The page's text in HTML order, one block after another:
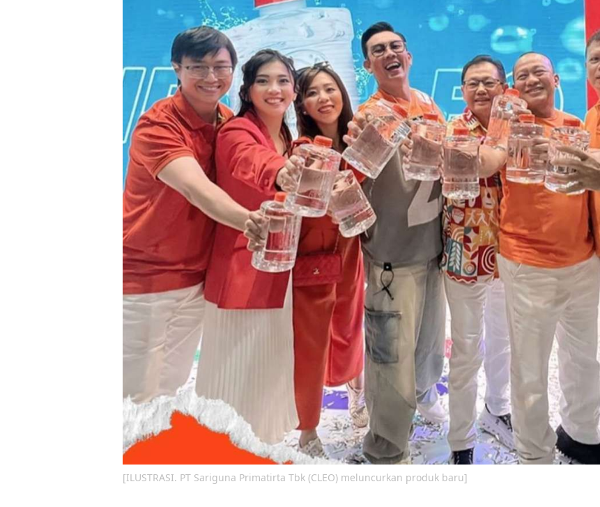
[ILUSTRASI. PT Sariguna Primatirta Tbk (CLEO) meluncurkan produk baru]